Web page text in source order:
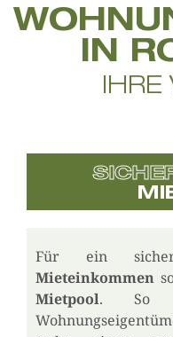
IN
IHRE
Für ein
Mieteinkommen
Mietpool. So